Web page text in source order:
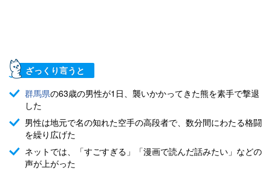
ざっくり言うと
群馬県の63歳の男性が1日、襲いかかってきた熊を素手で撃退
した
男性は地元で名の知れた空手の高段者で、数分間にわたる格闘
を繰り広げた
ネットでは、「すごすぎる」「漫画で読んだ話みたい」などの
声が上がった